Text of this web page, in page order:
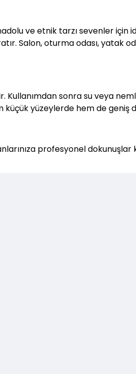
ve etnik tarzı sevenler için
Salon, oturma odası, yatak
sonra su veya
yüzeylerde hem de geniş
profesyonel